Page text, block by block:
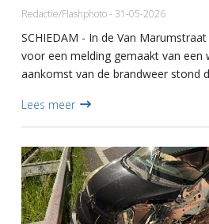
Redactie/Flashphoto - 31-05-2026
SCHIEDAM - In de Van
voor een melding gemaakt van een
aankomst van de brandweer stond
man stond gedes...
Lees meer